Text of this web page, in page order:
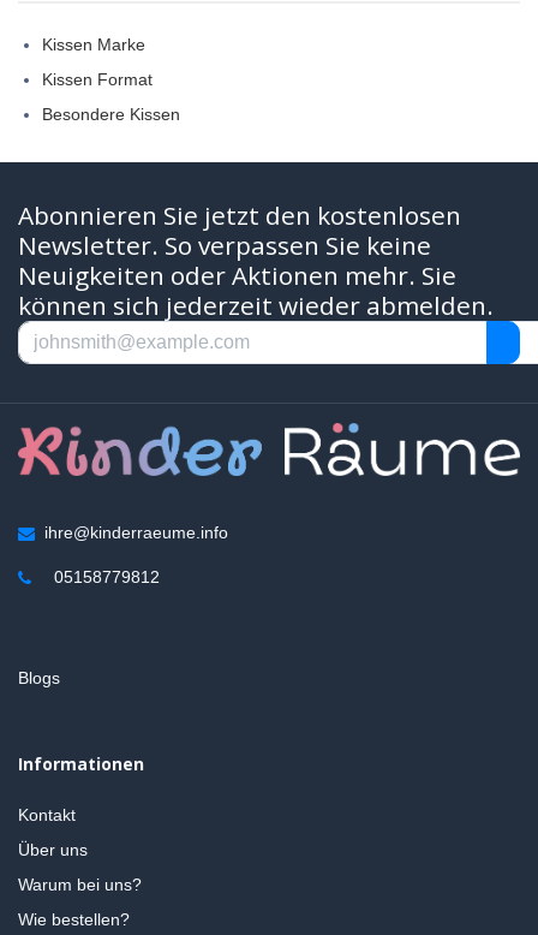
Kissen Marke
Kissen Format
Besondere Kissen
Abonnieren Sie jetzt den kostenlosen
Newsletter. So verpassen Sie keine
Neuigkeiten oder Aktionen mehr. Sie
können sich jederzeit wieder abmelden.
ihre@kinderraeume.info
05158779812
Blogs
Informationen
Kontakt
Über uns
Warum bei uns?
Wie bestellen?